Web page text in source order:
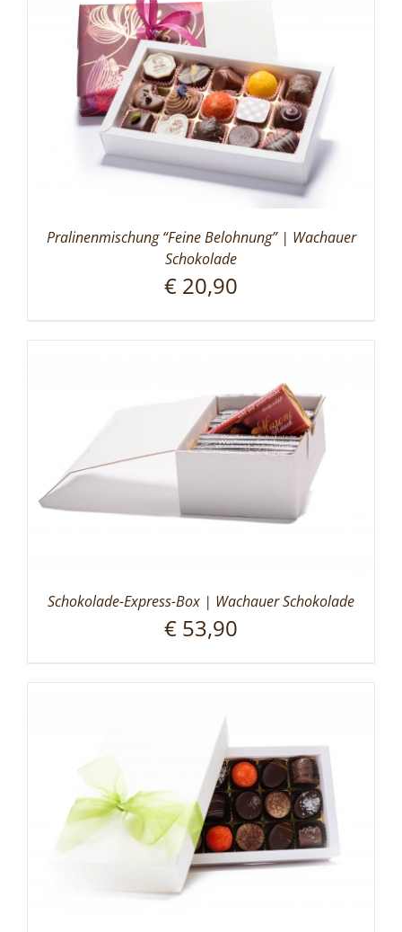
Pralinenmischung “Feine Belohnung” | Wachauer
Schokolade
€ 20,90
Schokolade-Express-Box | Wachauer Schokolade
€ 53,90